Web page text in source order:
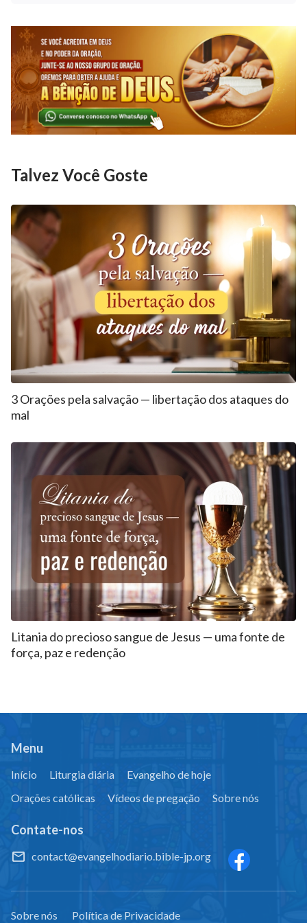
Talvez Você Goste
3 Orações pela salvação — libertação dos ataques do
mal
Litania do precioso sangue de Jesus — uma fonte de
força, paz e redenção
Menu
Início Liturgia diária
Evangelho de hoje
Orações católicas
Vídeos de pregação Sobre nós
Contate-nos
contact@evangelhodiario.bible-jp.org
Sobre nós Política de Privacidade